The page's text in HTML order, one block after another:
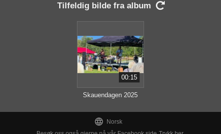
Tilfeldig bilde fra album 
00:15
Skauendagen 2025

Norsk